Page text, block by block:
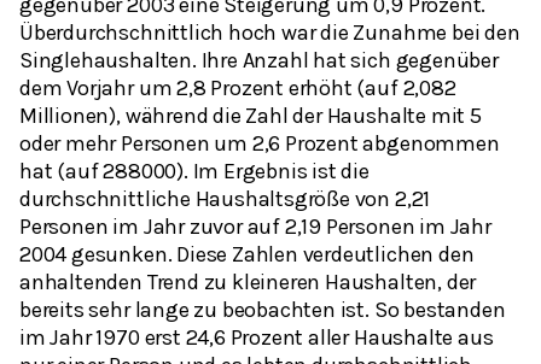
Überdurchschnittlich hoch war die Zunahme bei den
Singlehaushalten. Ihre Anzahl hat sich gegenüber
dem Vorjahr um 2,8 Prozent erhöht (auf 2,082
Millionen), während die Zahl der Haushalte mit 5
oder mehr Personen um 2,6 Prozent abgenommen
hat (auf 288000). Im Ergebnis ist die
durchschnittliche Haushaltsgröße von 2,21
Personen im Jahr zuvor auf 2,19 Personen im Jahr
2004 gesunken. Diese Zahlen verdeutlichen den
anhaltenden Trend zu kleineren Haushalten, der
bereits sehr lange zu beobachten ist. So bestanden
im Jahr 1970 erst 24,6 Prozent aller Haushalte aus